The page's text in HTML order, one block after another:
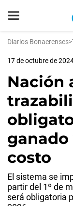
Diarios Bonaerenses>
17 de octubre de
Nación
ganado
costo
El sistema se
partir del 1º de
será obligatoria